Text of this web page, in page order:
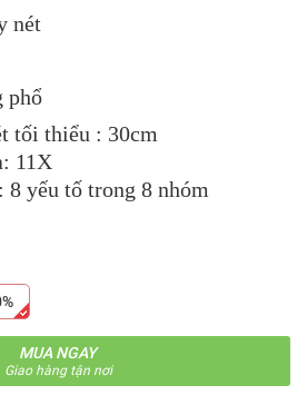
nét
phổ
tối thiểu : 30cm
11X
8 yếu tố trong 8 nhóm
MUA NGAY
Giao hàng tận nơi